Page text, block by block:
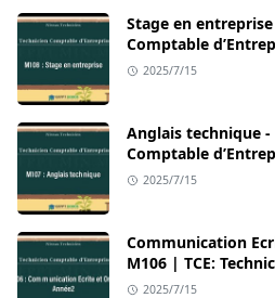
Stage en
Comptable
2025/7/15
Anglais technique -
Comptable
2025/7/15
Communication
M106 | TCE:
d’Entreprises –
2025/7/15